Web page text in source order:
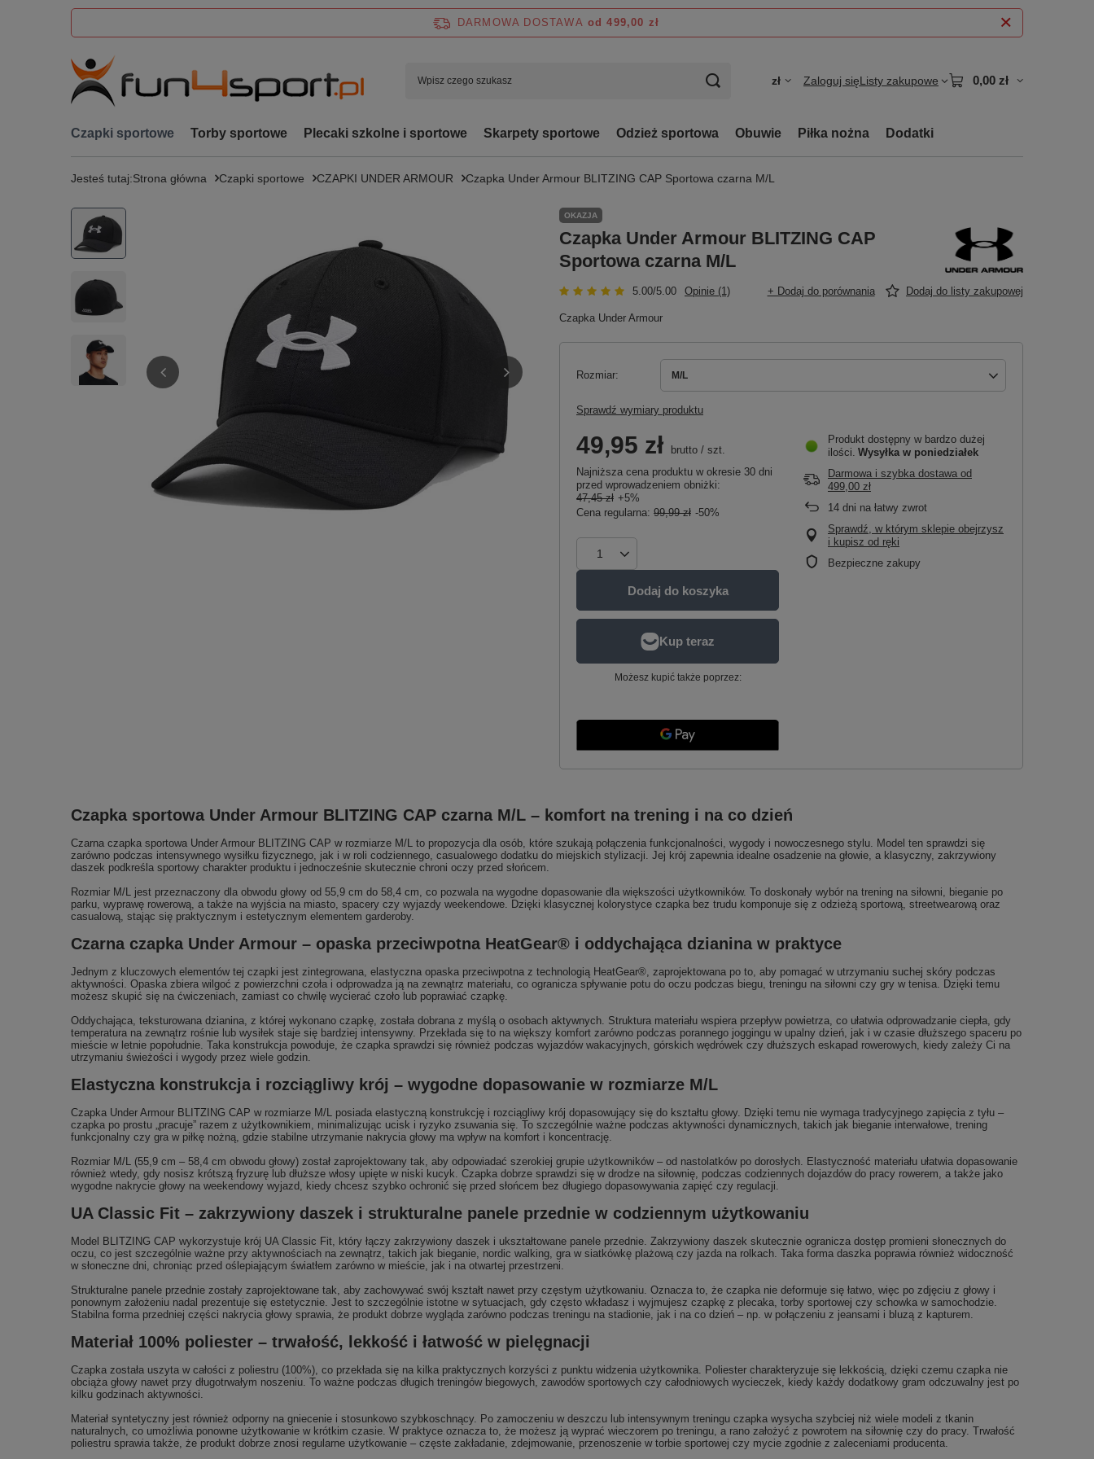
DARMOWA DOSTAWA od 499,00 zł
zł Zaloguj sięListy zakupowe 0,00 zł
Czapki sportowe Torby sportowe Plecaki szkolne i sportowe Skarpety sportowe Odzież sportowa Obuwie Piłka nożna Dodatki
Jesteś tutaj:Strona główna Czapki sportowe CZAPKI UNDER ARMOUR Czapka Under Armour BLITZING CAP Sportowa czarna M/L
OKAZJA
Czapka Under Armour BLITZING CAP
Sportowa czarna M/L
5.00/5.00 Opinie (1) + Dodaj do porównania Dodaj do listy zakupowej
Czapka Under Armour
Rozmiar M/L
Sprawdź wymiary produktu
49,95 zł brutto / szt.
Najniższa cena produktu w okresie 30 dni
przed wprowadzeniem obniżki:
47,45 zł +5%
Cena regularna: 99,99 zł -50%
Dodaj do koszyka
Możesz kupić także poprzez:
Produkt dostępny w bardzo dużej
ilości Wysyłka w poniedziałek
Darmowa i szybka dostawa od
499,00 zł
14 dni na łatwy zwrot
Sprawdź, w którym sklepie obejrzysz
i kupisz od ręki
Bezpieczne zakupy
Czapka sportowa Under Armour BLITZING CAP czarna M/L – komfort na trening i na co dzień
Czarna czapka sportowa Under Armour BLITZING CAP w rozmiarze M/L to propozycja dla osób, które szukają połączenia funkcjonalności, wygody i nowoczesnego stylu. Model ten sprawdzi się
zarówno podczas intensywnego wysiłku fizycznego, jak i w roli codziennego, casualowego dodatku do miejskich stylizacji. Jej krój zapewnia idealne osadzenie na głowie, a klasyczny, zakrzywiony
daszek podkreśla sportowy charakter produktu i jednocześnie skutecznie chroni oczy przed słońcem.
Rozmiar M/L jest przeznaczony dla obwodu głowy od 55,9 cm do 58,4 cm, co pozwala na wygodne dopasowanie dla większości użytkowników. To doskonały wybór na trening na siłowni, bieganie po
parku, wyprawę rowerową, a także na wyjścia na miasto, spacery czy wyjazdy weekendowe. Dzięki klasycznej kolorystyce czapka bez trudu komponuje się z odzieżą sportową, streetwearową oraz
casualową, stając się praktycznym i estetycznym elementem garderoby.
Czarna czapka Under Armour – opaska przeciwpotna HeatGear® i oddychająca dzianina w praktyce
Jednym z kluczowych elementów tej czapki jest zintegrowana, elastyczna opaska przeciwpotna z technologią HeatGear®, zaprojektowana po to, aby pomagać w utrzymaniu suchej skóry podczas
aktywności. Opaska zbiera wilgoć z powierzchni czoła i odprowadza ją na zewnątrz materiału, co ogranicza spływanie potu do oczu podczas biegu, treningu na siłowni czy gry w tenisa. Dzięki temu
możesz skupić się na ćwiczeniach, zamiast co chwilę wycierać czoło lub poprawiać czapkę.
Oddychająca, teksturowana dzianina, z której wykonano czapkę, została dobrana z myślą o osobach aktywnych. Struktura materiału wspiera przepływ powietrza, co ułatwia odprowadzanie ciepła, gdy
temperatura na zewnątrz rośnie lub wysiłek staje się bardziej intensywny. Przekłada się to na większy komfort zarówno podczas porannego joggingu w upalny dzień, jak i w czasie dłuższego spaceru po
mieście w letnie popołudnie. Taka konstrukcja powoduje, że czapka sprawdzi się również podczas wyjazdów wakacyjnych, górskich wędrówek czy dłuższych eskapad rowerowych, kiedy zależy Ci na
utrzymaniu świeżości i wygody przez wiele godzin.
Elastyczna konstrukcja i rozciągliwy krój – wygodne dopasowanie w rozmiarze M/L
Czapka Under Armour BLITZING CAP w rozmiarze M/L posiada elastyczną konstrukcję i rozciągliwy krój dopasowujący się do kształtu głowy. Dzięki temu nie wymaga tradycyjnego zapięcia z tyłu –
czapka po prostu „pracuje” razem z użytkownikiem, minimalizując ucisk i ryzyko zsuwania się. To szczególnie ważne podczas aktywności dynamicznych, takich jak bieganie interwałowe, trening
funkcjonalny czy gra w piłkę nożną, gdzie stabilne utrzymanie nakrycia głowy ma wpływ na komfort i koncentrację.
Rozmiar M/L (55,9 cm – 58,4 cm obwodu głowy) został zaprojektowany tak, aby odpowiadać szerokiej grupie użytkowników – od nastolatków po dorosłych. Elastyczność materiału ułatwia dopasowanie
również wtedy, gdy nosisz krótszą fryzurę lub dłuższe włosy upięte w niski kucyk. Czapka dobrze sprawdzi się w drodze na siłownię, podczas codziennych dojazdów do pracy rowerem, a także jako
wygodne nakrycie głowy na weekendowy wyjazd, kiedy chcesz szybko ochronić się przed słońcem bez długiego dopasowywania zapięć czy regulacji.
UA Classic Fit – zakrzywiony daszek i strukturalne panele przednie w codziennym użytkowaniu
Model BLITZING CAP wykorzystuje krój UA Classic Fit, który łączy zakrzywiony daszek i ukształtowane panele przednie. Zakrzywiony daszek skutecznie ogranicza dostęp promieni słonecznych do
oczu, co jest szczególnie ważne przy aktywnościach na zewnątrz, takich jak bieganie, nordic walking, gra w siatkówkę plażową czy jazda na rolkach. Taka forma daszka poprawia również widoczność
w słoneczne dni, chroniąc przed oślepiającym światłem zarówno w mieście, jak i na otwartej przestrzeni.
Strukturalne panele przednie zostały zaprojektowane tak, aby zachowywać swój kształt nawet przy częstym użytkowaniu. Oznacza to, że czapka nie deformuje się łatwo, więc po zdjęciu z głowy i
ponownym założeniu nadal prezentuje się estetycznie. Jest to szczególnie istotne w sytuacjach, gdy często wkładasz i wyjmujesz czapkę z plecaka, torby sportowej czy schowka w samochodzie.
Stabilna forma przedniej części nakrycia głowy sprawia, że produkt dobrze wygląda zarówno podczas treningu na stadionie, jak i na co dzień – np. w połączeniu z jeansami i bluzą z kapturem.
Materiał 100% poliester – trwałość, lekkość i łatwość w pielęgnacji
Czapka została uszyta w całości z poliestru (100%), co przekłada się na kilka praktycznych korzyści z punktu widzenia użytkownika. Poliester charakteryzuje się lekkością, dzięki czemu czapka nie
obciąża głowy nawet przy długotrwałym noszeniu. To ważne podczas długich treningów biegowych, zawodów sportowych czy całodniowych wycieczek, kiedy każdy dodatkowy gram odczuwalny jest po
kilku godzinach aktywności.
Materiał syntetyczny jest również odporny na gniecenie i stosunkowo szybkoschnący. Po zamoczeniu w deszczu lub intensywnym treningu czapka wysycha szybciej niż wiele modeli z tkanin
naturalnych, co umożliwia ponowne użytkowanie w krótkim czasie. W praktyce oznacza to, że możesz ją wyprać wieczorem po treningu, a rano założyć z powrotem na siłownię czy do pracy. Trwałość
poliestru sprawia także, że produkt dobrze znosi regularne użytkowanie – częste zakładanie, zdejmowanie, przenoszenie w torbie sportowej czy mycie zgodnie z zaleceniami producenta.